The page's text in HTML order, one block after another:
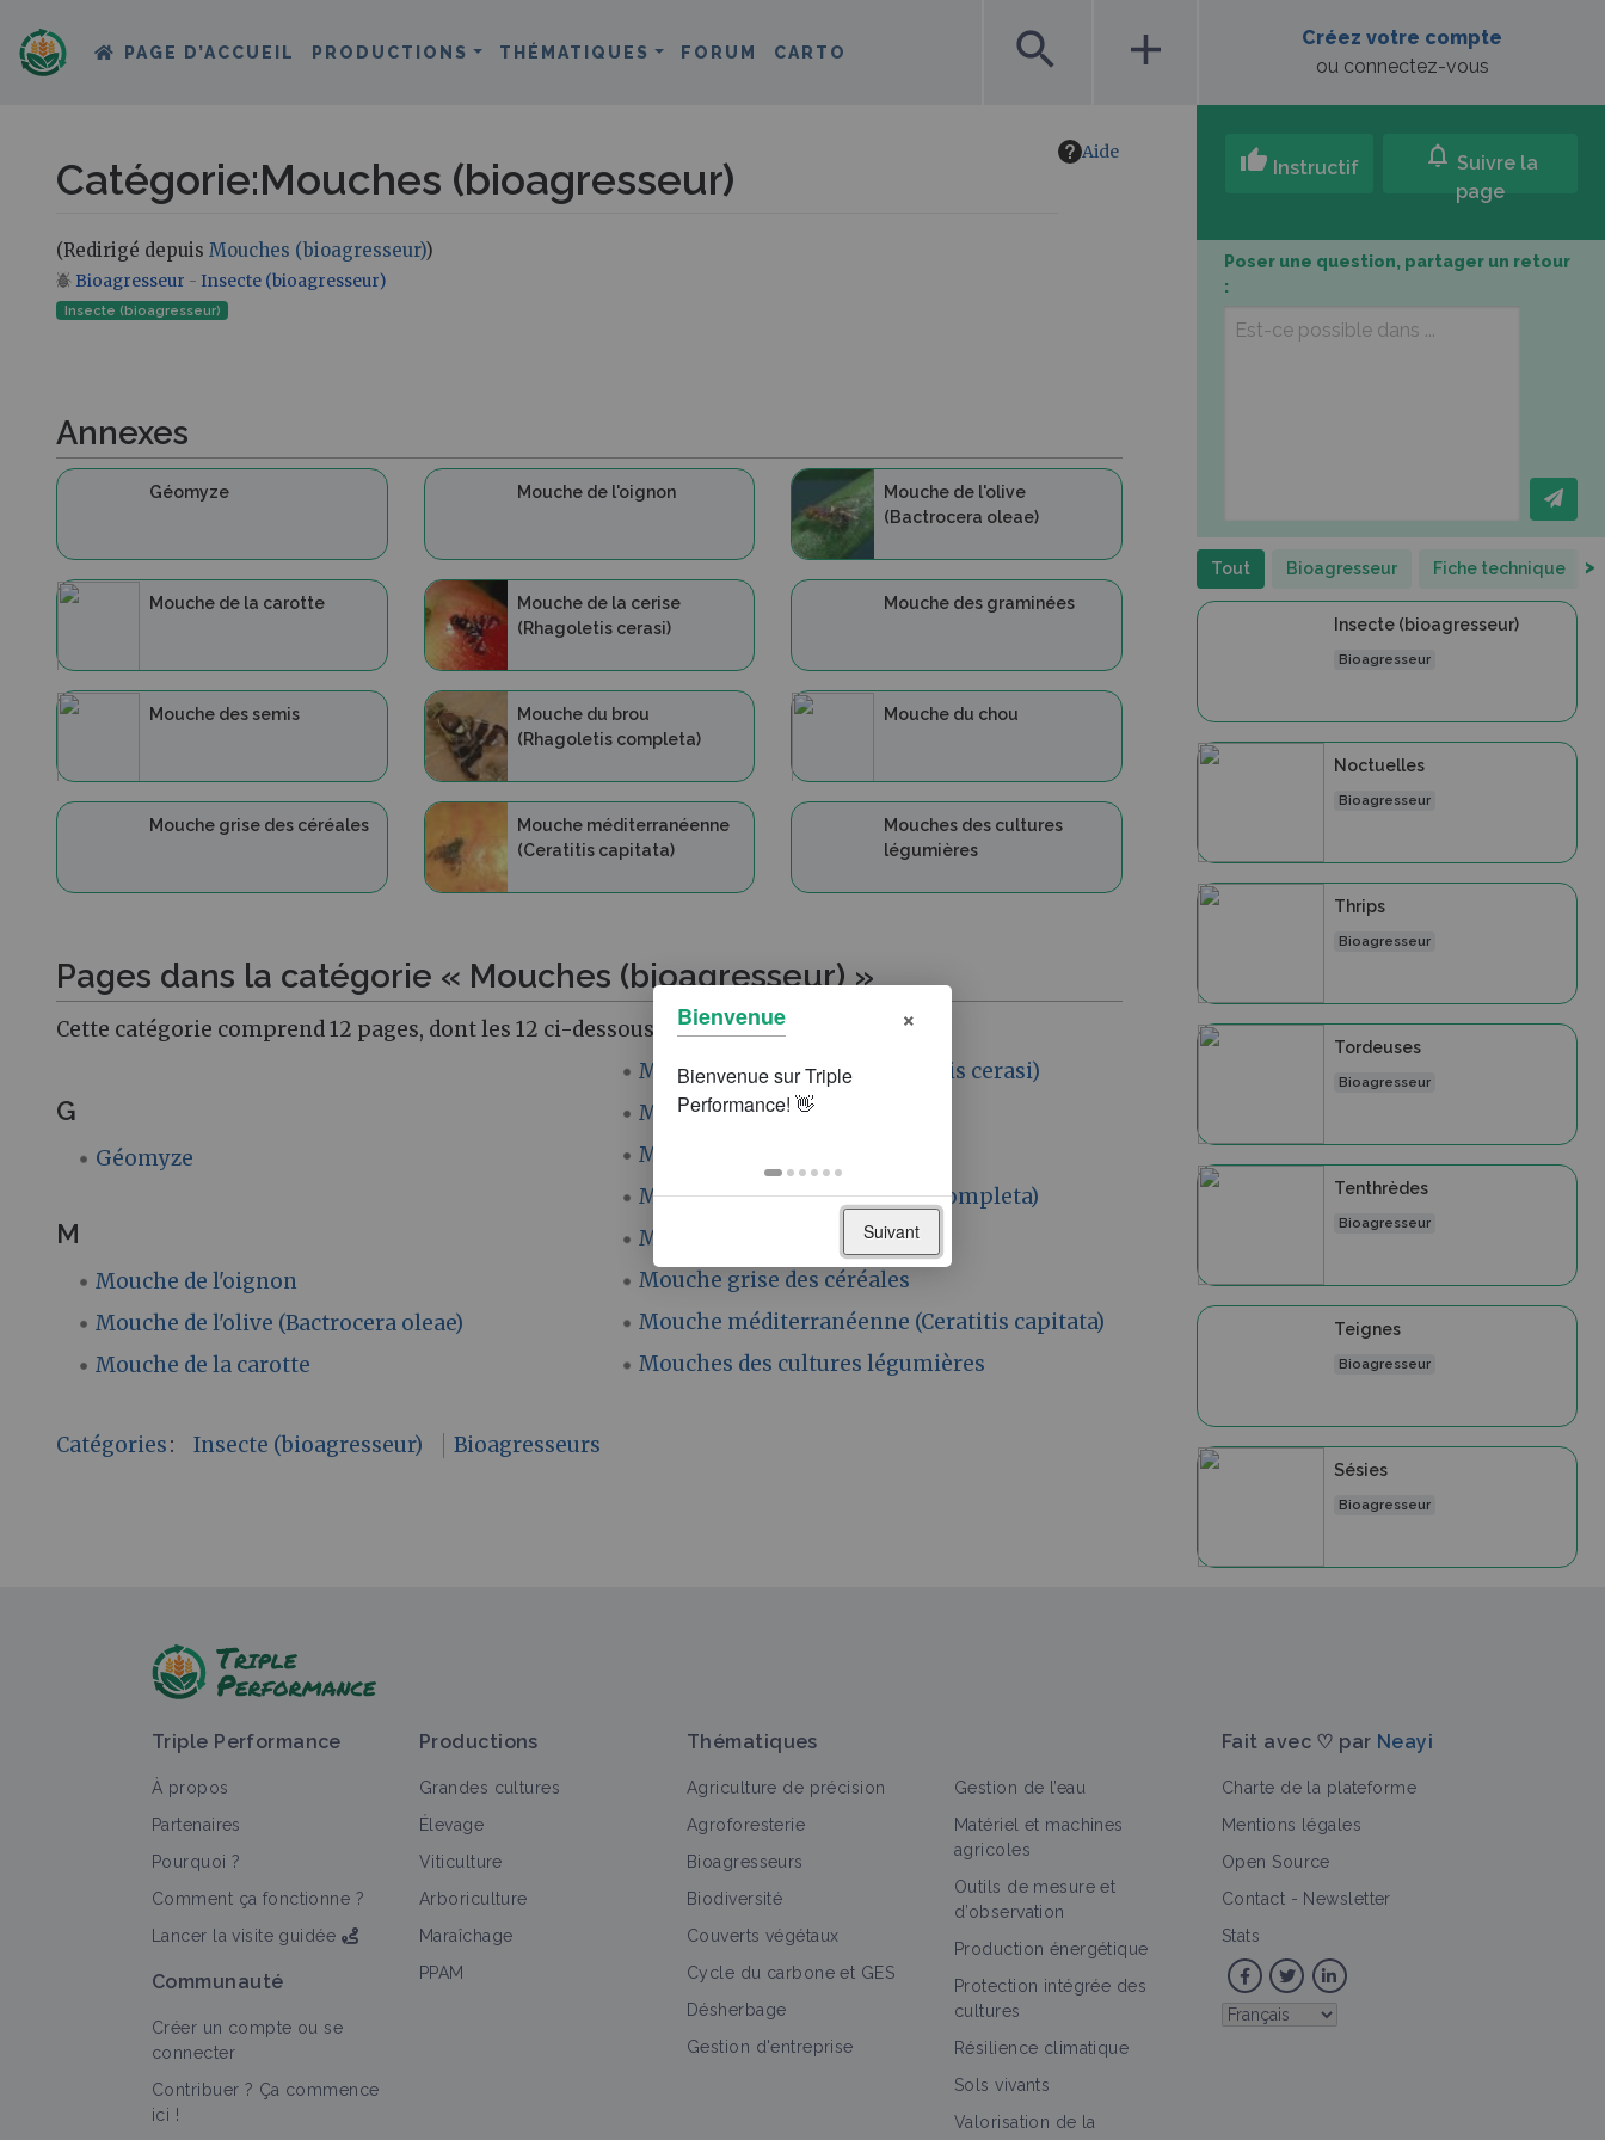
PAGE D’ACCUEIL PRODUCTIONS THÉMATIQUES FORUM CARTO search add
Créez votre compte
ou connectez-vous
Aide
Catégorie:Mouches (bioagresseur)
(Redirigé depuis Mouches (bioagresseur))
Aller à :navigation,rechercher
Bioagresseur - Insecte (bioagresseur)
Insecte (bioagresseur)
Annexes
Géomyze Mouche de l'oignon
Mouche de l'olive
(Bactrocera oleae)
Mouche de la carotte
Mouche de la cerise
(Rhagoletis cerasi)
Mouche des graminées
Mouche des semis
Mouche du brou
(Rhagoletis completa)
Mouche du chou
Mouche grise des céréales
Mouche méditerranéenne
(Ceratitis capitata)
Mouches des cultures
légumières
Pages dans la catégorie « Mouches (bioagresseur) »
Cette catégorie comprend 12 pages, dont les 12 ci-dessous.
G
Géomyze
M
Mouche de l'oignon
Mouche de l'olive (Bactrocera oleae)
Mouche de la carotte
Mouche de la cerise (Rhagoletis cerasi)
Mouche des graminées
Mouche des semis
Mouche du brou (Rhagoletis completa)
Mouche du chou
Mouche grise des céréales
Mouche méditerranéenne (Ceratitis capitata)
Mouches des cultures légumières
Catégories: Insecte (bioagresseur) Bioagresseurs
thumb_up Instructif notifications Suivre la
page
Poser une question, partager un retour
:
Tout Bioagresseur Fiche technique >
Insecte (bioagresseur)
Bioagresseur
Noctuelles
Bioagresseur
Thrips
Bioagresseur
Tordeuses
Bioagresseur
Tenthrèdes
Bioagresseur
Teignes
Bioagresseur
Sésies
Bioagresseur
Triple Performance
À propos
Partenaires
Pourquoi ?
Comment ça fonctionne ?
Lancer la visite guidée
Communauté
Créer un compte ou se
connecter
Contribuer ? Ça commence
ici !
Productions
Grandes cultures
Élevage
Viticulture
Arboriculture
Maraîchage
PPAM
Thématiques
Agriculture de précision
Agroforesterie
Bioagresseurs
Biodiversité
Couverts végétaux
Cycle du carbone et GES
Désherbage
Gestion d'entreprise
Gestion de l’eau
Matériel et machines
agricoles
Outils de mesure et
d’observation
Production énergétique
Protection intégrée des
cultures
Résilience climatique
Sols vivants
Valorisation de la
Fait avec ♡ par Neayi
Charte de la plateforme
Mentions légales
Open Source
Contact - Newsletter
Stats
Bienvenue ×
Suivant